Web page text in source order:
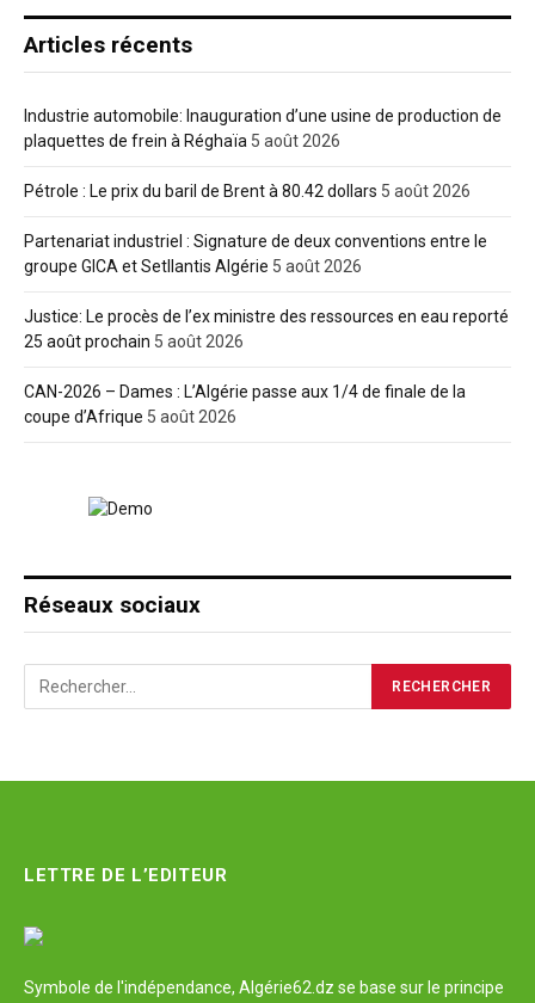
Articles récents
Industrie automobile: Inauguration d’une usine de production de
plaquettes de frein à Réghaïa 5 août 2026
Pétrole : Le prix du baril de Brent à 80.42 dollars 5 août 2026
Partenariat industriel : Signature de deux conventions entre le
groupe GICA et Setllantis Algérie 5 août 2026
Justice: Le procès de l’ex ministre des ressources en eau reporté
25 août prochain 5 août 2026
CAN-2026 – Dames : L’Algérie passe aux 1/4 de finale de la
coupe d’Afrique 5 août 2026
Réseaux sociaux
LETTRE DE L’EDITEUR
Symbole de l'indépendance, Algérie62.dz se base sur le principe